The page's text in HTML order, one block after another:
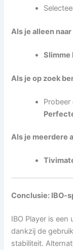
Als je alleen
Slimme
Als je op zoek
Als je meerdere
Conclusie: IBO-
IBO Player is
dankzij de
stabiliteit.